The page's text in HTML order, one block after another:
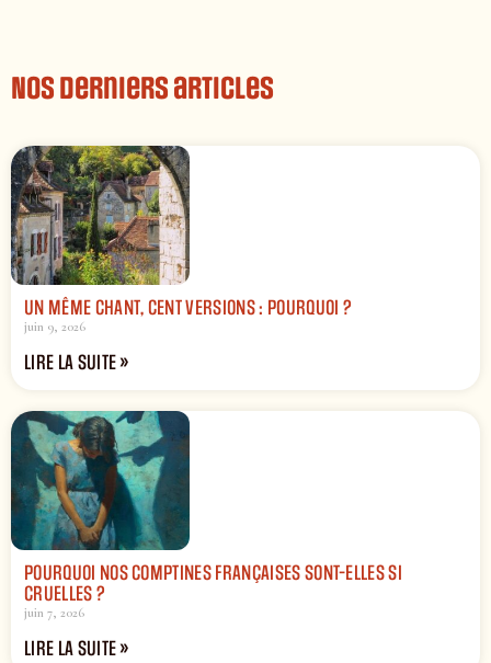
Nos derniers articles
UN MÊME CHANT, CENT VERSIONS : POURQUOI ?
juin 9, 2026
LIRE LA SUITE »
POURQUOI NOS COMPTINES FRANÇAISES SONT-ELLES SI
CRUELLES ?
juin 7, 2026
LIRE LA SUITE »